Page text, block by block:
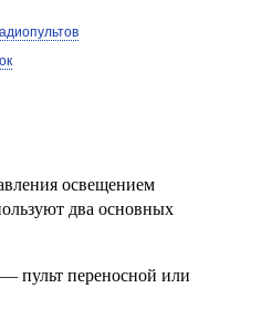
освещением
два основных
пульт переносной или